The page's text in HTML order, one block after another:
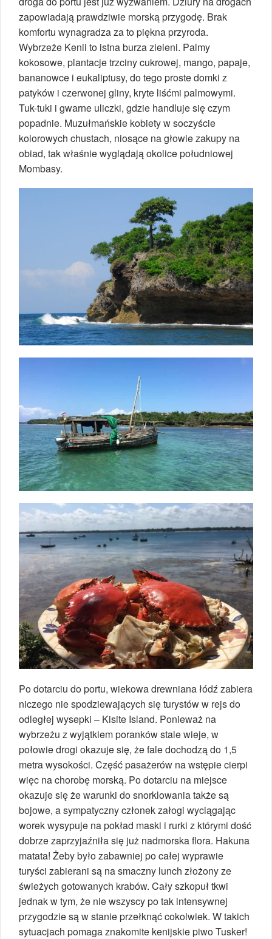
zapowiadają prawdziwie morską przygodę. Brak
komfortu wynagradza za to piękna przyroda.
Wybrzeże Kenii to istna burza zieleni. Palmy
kokosowe, plantacje trzciny cukrowej, mango, papaje,
bananowce i eukaliptusy, do tego proste domki z
patyków i czerwonej gliny, kryte liśćmi palmowymi.
Tuk-tuki i gwarne uliczki, gdzie handluje się czym
popadnie. Muzułmańskie kobiety w soczyście
kolorowych chustach, niosące na głowie zakupy na
obiad, tak właśnie wyglądają okolice południowej
Mombasy.
Po dotarciu do portu, wiekowa drewniana łódź zabiera
niczego nie spodziewających się turystów w rejs do
odległej wysepki – Kisite Island. Ponieważ na
wybrzeżu z wyjątkiem poranków stale wieje, w
połowie drogi okazuje się, że fale dochodzą do 1,5
metra wysokości. Część pasażerów na wstępie cierpi
więc na chorobę morską. Po dotarciu na miejsce
okazuje się że warunki do snorklowania także są
bojowe, a sympatyczny członek załogi wyciągając
worek wysypuje na pokład maski i rurki z którymi dość
dobrze zaprzyjaźniła się już nadmorska flora. Hakuna
matata! Żeby było zabawniej po całej wyprawie
turyści zabierani są na smaczny lunch złożony ze
świeżych gotowanych krabów. Cały szkopuł tkwi
jednak w tym, że nie wszyscy po tak intensywnej
przygodzie są w stanie przełknąć cokolwiek. W takich
sytuacjach pomaga znakomite kenijskie piwo Tusker!